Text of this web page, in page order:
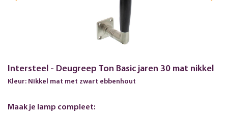
Intersteel - Deugreep Ton Basic jaren 30 mat nikkel
Kleur: Nikkel mat met zwart ebbenhout
Maak je lamp compleet: